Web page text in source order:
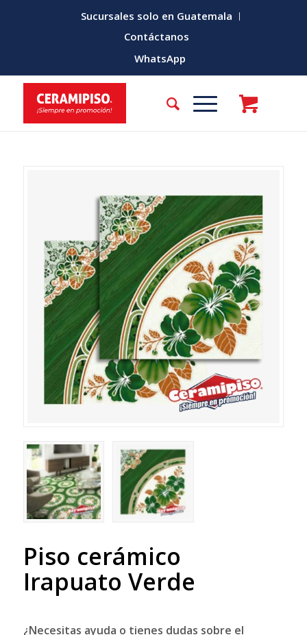
Sucursales solo en Guatemala
Contáctanos
WhatsApp
Piso cerámico
Irapuato Verde
¿Necesitas ayuda o tienes dudas sobre el